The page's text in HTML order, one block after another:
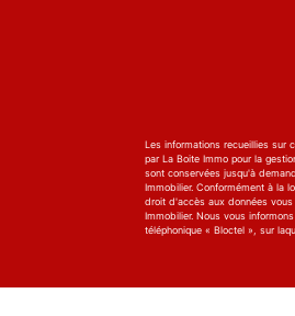
Les informations recueillies sur
par La Boite Immo pour la
sont conservées jusqu'à
Immobilier. Conformément à la
droit d'accès aux données
Immobilier. Nous vous
téléphonique « Bloctel », sur